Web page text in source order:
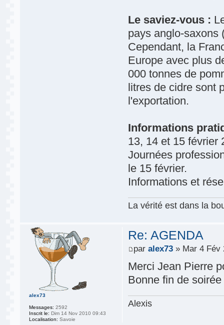
Le saviez-vous :
pays anglo-saxons
Cependant, la
Europe avec plus
000 tonnes de
litres de cidre sont
l'exportation.
Informations
13, 14 et 15 février
Journées
le 15 février.
Informations et
La vérité est dans la
Re: AGENDA
paralex73 » Mar 4 Fév
Merci Jean Pierre
Bonne fin de soirée
Alexis
alex73
Messages: 2592
Inscrit le: Dim 14 Nov 2010 09:43
Localisation: Savoie